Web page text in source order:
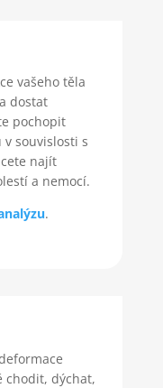
vašeho těla
dostat
pochopit
souvislosti s
najít
a nemocí.
.
chodit, dýchat,